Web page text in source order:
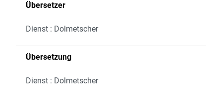
Übersetzer
Dienst : Dolmetscher
Übersetzung
Dienst : Dolmetscher